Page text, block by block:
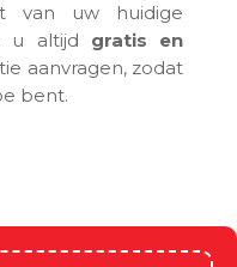
van uw huidige
u altijd gratis en
aanvragen, zodat
bent.